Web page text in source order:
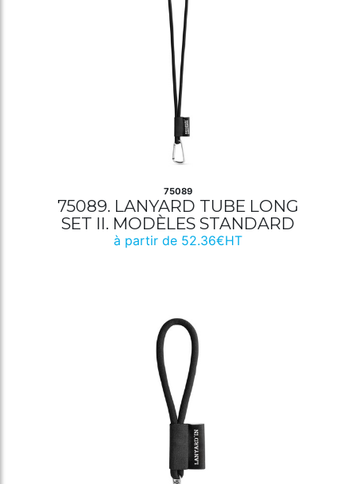
75089
75089. LANYARD TUBE LONG
SET II. MODÈLES STANDARD
à partir de 52.36€HT